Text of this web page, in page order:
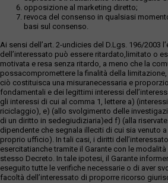
opposizione al marketing diretto;
revoca del consenso in qualsiasi
basi sul consenso.
Ai sensi dell’art. 2-undicies del D.Lgs. 196/2003
dell’interessato può essere ritardato,limitato o
motivata e resa senza ritardo, a meno che la
possacompromettere la finalità della
ciò costituisca una misuranecessaria e
fondamentali e dei legittimi interessi
gli interessi di cui al comma 1, lettere a)
riciclaggio), e) (allo svolgimento delle
di un diritto in sedegiudiziaria)ed f) (alla
dipendente che segnala illeciti di cui sia venuto
proprio ufficio). In tali casi, i diritti
esercitatianche tramite il Garante con le
stesso Decreto. In tale ipotesi, il Garante
eseguito tutte le verifiche necessarie o di aver
facoltà dell’interessato di proporre ricorso